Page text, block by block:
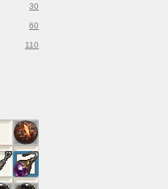
30
60
110